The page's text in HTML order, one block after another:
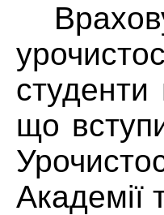
студенти
що
Академії